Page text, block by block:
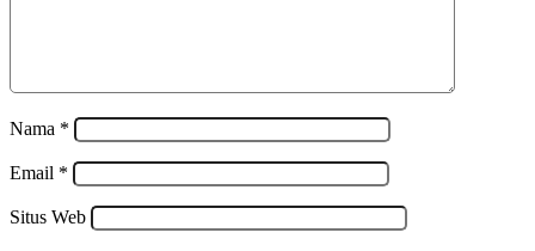
Nama *
Email *
Situs Web